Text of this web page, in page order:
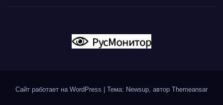
Сайт работает на WordPress Тема: Newsup, автор Themeansar